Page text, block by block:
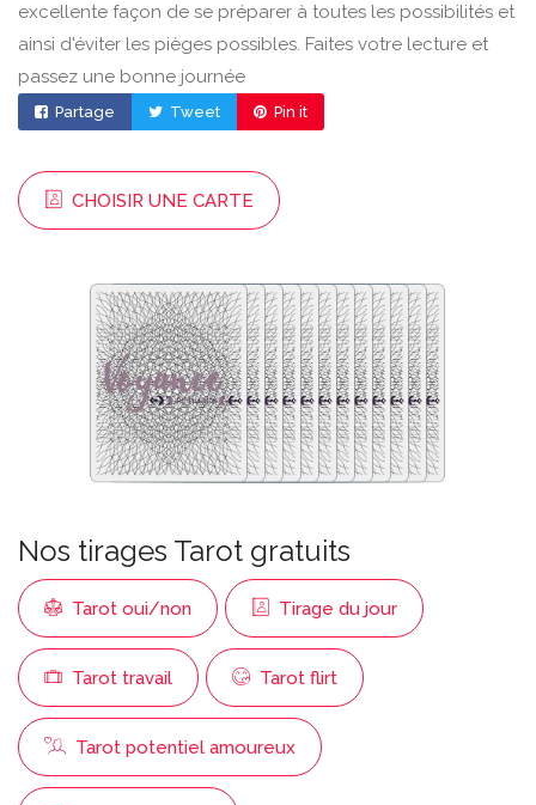
excellente façon de se préparer à toutes les possibilités et
ainsi d'éviter les pièges possibles. Faites votre lecture et
passez une bonne journée
Partage Tweet Pin it
CHOISIR UNE CARTE
Nos tirages Tarot gratuits
Tarot oui/non Tirage du jour
Tarot travail Tarot flirt
Tarot potentiel amoureux